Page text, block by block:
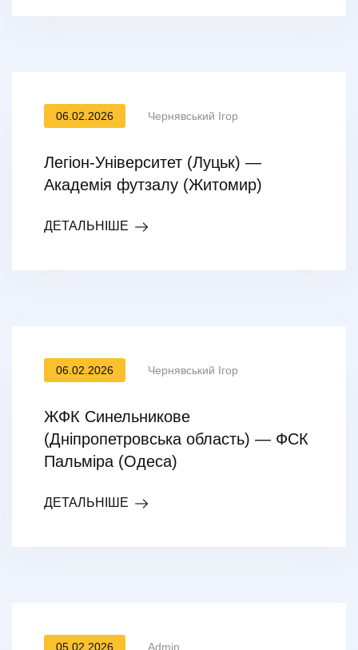
06.02.2026 Чернявський Ігор
Легіон-Університет (Луцьк) —
Академія футзалу (Житомир)
ДЕТАЛЬНІШЕ
06.02.2026 Чернявський Ігор
ЖФК Синельникове
(Дніпропетровська область) — ФСК
Пальміра (Одеса)
ДЕТАЛЬНІШЕ
05.02.2026 Admin